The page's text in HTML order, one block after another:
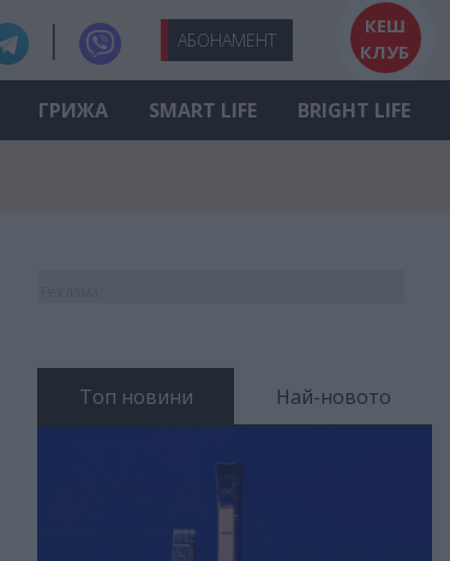
АБОНАМЕНТ
КЕШ
КЛУБ
ГРИЖА SMART LIFE BRIGHT LIFE
Топ новини Най-новото